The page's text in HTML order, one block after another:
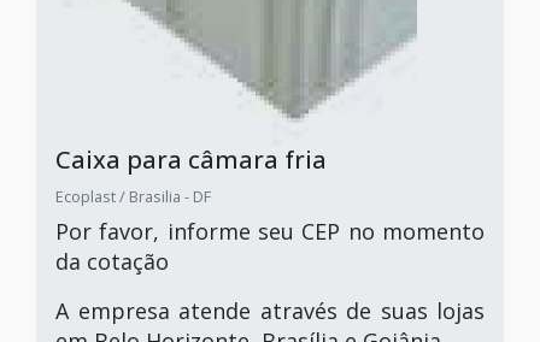
Caixa para câmara fria
Ecoplast / Brasilia - DF
Por favor, informe seu CEP no momento
da cotação
A empresa atende através de suas lojas